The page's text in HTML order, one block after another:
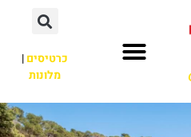
כרטיסים|
מלונות